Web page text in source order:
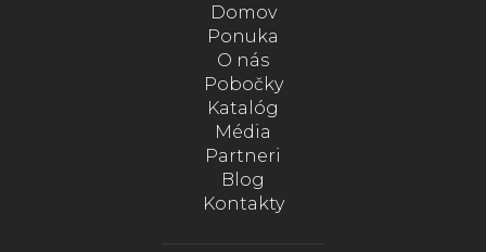
Domov
Ponuka
O nás
Pobočky
Katalóg
Média
Partneri
Blog
Kontakty